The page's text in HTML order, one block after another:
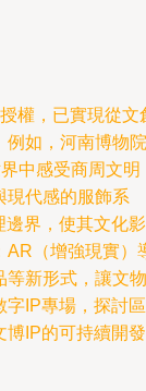
權，已實現從文
例如，河南博物院
中感受商周文明
現代感的服飾系
邊界，使其文化影
AR（增強現實）
等新形式，讓文物
字IP專場，探討區
博IP的可持續開發